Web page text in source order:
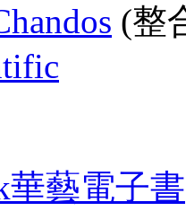
(整
華藝電子書